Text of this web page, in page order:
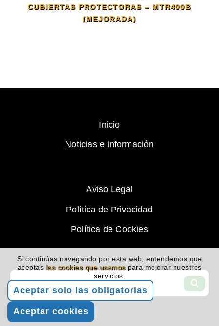
CUBIERTAS PROTECTORAS – MTR400B
(MEJORADA)
Inicio
Noticias e información
Aviso Legal
Política de Privacidad
Política de Cookies
Buscar
por:
Si continúas navegando por esta web, entendemos que
aceptas las cookies que usamospara mejorar nuestros
servicios.
Aceptar solo las obligatorias
Aceptar cookies